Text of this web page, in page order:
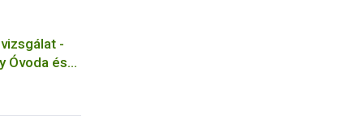
-
Óvoda és